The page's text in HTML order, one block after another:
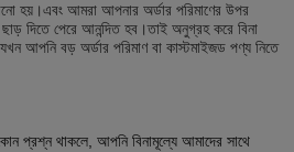
হয়।এবং আমরা আপনার অর্ডার পরিমাণের উপর
দিতে পেরে আনন্দিত হব।তাই অনুগ্রহ করে বিনা
আপনি বড় অর্ডার পরিমাণ বা কাস্টমাইজড পণ্য নিতে
প্রশ্ন থাকলে, আপনি বিনামূল্যে আমাদের সাথে